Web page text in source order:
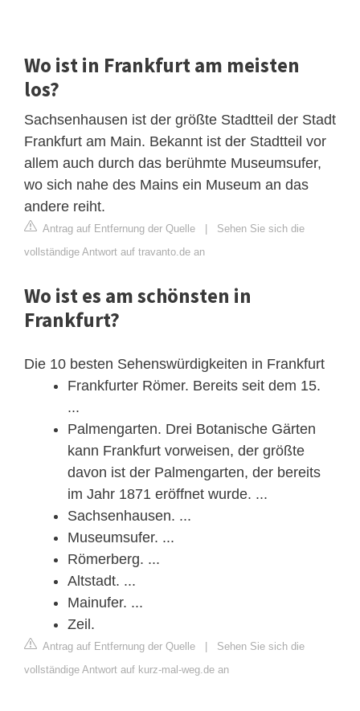
Wo ist in Frankfurt am meisten
los?
Sachsenhausen ist der größte Stadtteil der Stadt
Frankfurt am Main. Bekannt ist der Stadtteil vor
allem auch durch das berühmte Museumsufer,
wo sich nahe des Mains ein Museum an das
andere reiht.
Antrag auf Entfernung der Quelle
Sehen Sie sich die
vollständige Antwort auf travanto.de an
Wo ist es am schönsten in
Frankfurt?
Die 10 besten Sehenswürdigkeiten in Frankfurt
Frankfurter Römer. Bereits seit dem 15.
...
Palmengarten. Drei Botanische Gärten
kann Frankfurt vorweisen, der größte
davon ist der Palmengarten, der bereits
im Jahr 1871 eröffnet wurde. ...
Sachsenhausen. ...
Museumsufer. ...
Römerberg. ...
Altstadt. ...
Mainufer. ...
Zeil.
Antrag auf Entfernung der Quelle
Sehen Sie sich die
vollständige Antwort auf kurz-mal-weg.de an